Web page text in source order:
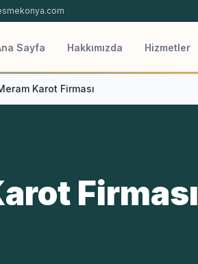
Sayfa Hakkımızda Hizmetler
Karot Firması
Firması